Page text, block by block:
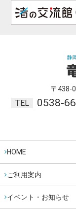
〒438-
TEL 0538-
HOME
ご利用案内
イベント・お知らせ